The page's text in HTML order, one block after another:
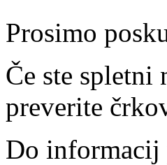
Prosimo
Če ste
preverite
Do